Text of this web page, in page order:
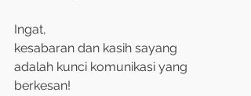
Ingat,
kesabaran dan kasih sayang
adalah kunci komunikasi yang
berkesan!